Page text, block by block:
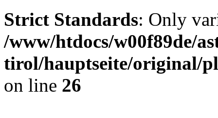
Strict Standards: Only
/www/htdocs/w00f89de/
tirol/hauptseite/original/
on line 26